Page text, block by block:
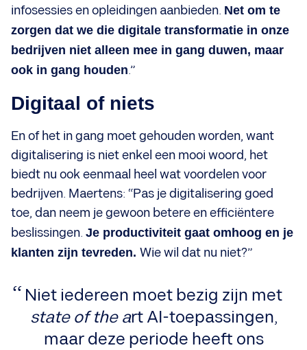
infosessies en opleidingen aanbieden. Net om te
zorgen dat we die digitale transformatie in onze
bedrijven niet alleen mee in gang duwen, maar
ook in gang houden.”
Digitaal of niets
En of het in gang moet gehouden worden, want
digitalisering is niet enkel een mooi woord, het
biedt nu ook eenmaal heel wat voordelen voor
bedrijven. Maertens: “Pas je digitalisering goed
toe, dan neem je gewoon betere en efficiëntere
beslissingen. Je productiviteit gaat omhoog en je
klanten zijn tevreden. Wie wil dat nu niet?”
Niet iedereen moet bezig zijn met
state of the art AI-toepassingen,
maar deze periode heeft ons